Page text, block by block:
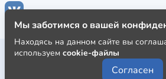
Публичная оферта
Пользовательское соглашение
Мы заботимся о вашей
Находясь на данном сайте вы
используем cookie-файлы
Согласен